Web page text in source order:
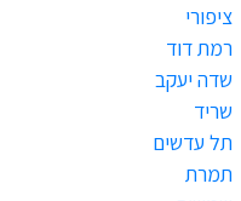
ציפורי
רמת דוד
שדה יעקב
שריד
תל עדשים
תמרת